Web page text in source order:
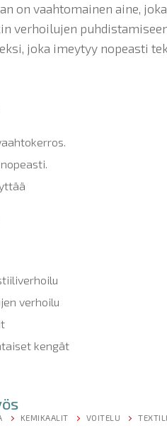
on vaahtomainen aine,
verhoilujen
joka imeytyy nopeasti
verhoilu
kengät
KEMIKAALIT VOITELU